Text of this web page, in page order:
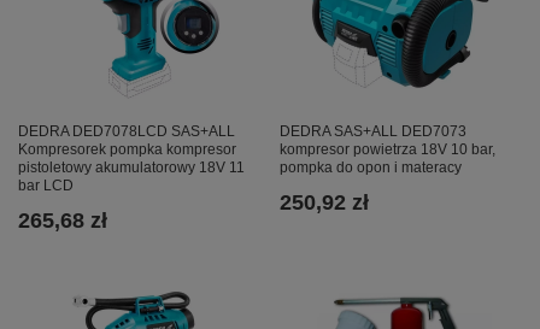
DEDRA DED7078LCD SAS+ALL
Kompresorek pompka kompresor
pistoletowy akumulatorowy 18V 11
bar LCD
265,68 zł
DEDRA SAS+ALL DED7073
kompresor powietrza 18V 10 bar,
pompka do opon i materacy
250,92 zł